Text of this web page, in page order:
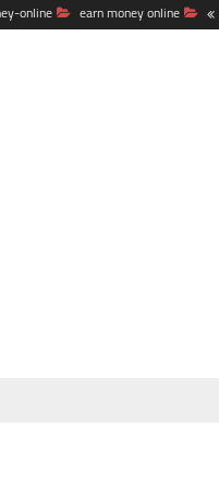
earn money online
online